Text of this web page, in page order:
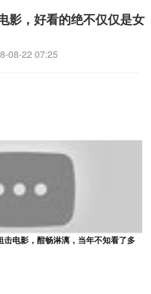
影，好看的绝不仅仅是女
08-22 07:25
击电影，酣畅淋漓，当年不知看了多